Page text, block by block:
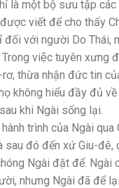
là một bộ sưu tập các
viết để cho thấy
đối với người Do Thái,
việc tuyên xưng
thừa nhận đức tin
không hiểu đầy đủ
khi Ngài sống lại.
trình của Ngài qua
sau đó đến xứ Giu-đê,
Ngài đặt để. Ngài
nhưng Ngài đã để